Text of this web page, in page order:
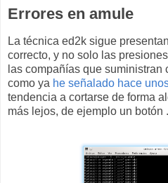
Errores en amule
La técnica ed2k sigue
correcto, y no solo las
las compañías que suministran
como ya he señalado hace
tendencia a cortarse de forma
más lejos, de ejemplo un botón